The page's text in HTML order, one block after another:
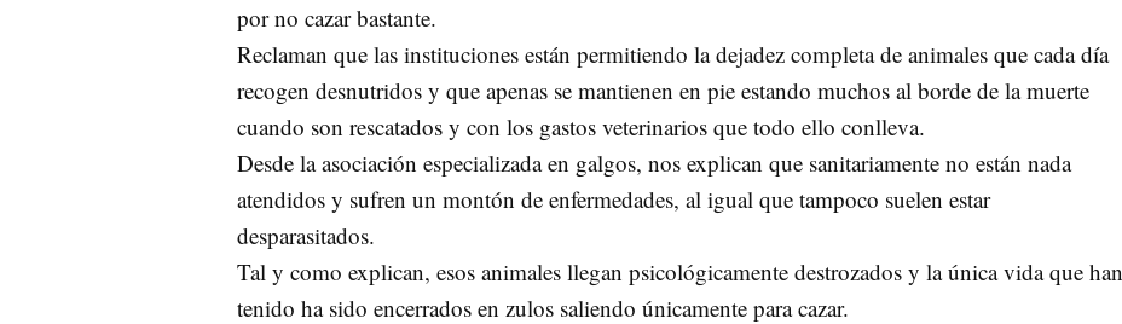
por no cazar bastante.
Reclaman que las instituciones están permitiendo la dejadez completa de animales que cada día
recogen desnutridos y que apenas se mantienen en pie estando muchos al borde de la muerte
cuando son rescatados y con los gastos veterinarios que todo ello conlleva.
Desde la asociación especializada en galgos, nos explican que sanitariamente no están nada
atendidos y sufren un montón de enfermedades, al igual que tampoco suelen estar
desparasitados.
Tal y como explican, esos animales llegan psicológicamente destrozados y la única vida que han
tenido ha sido encerrados en zulos saliendo únicamente para cazar.